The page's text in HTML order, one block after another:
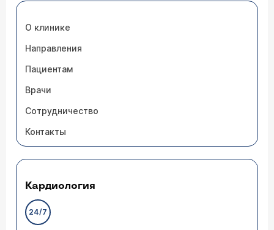
О клинике
Направления
Пациентам
Врачи
Сотрудничество
Контакты
Кардиология
24/7